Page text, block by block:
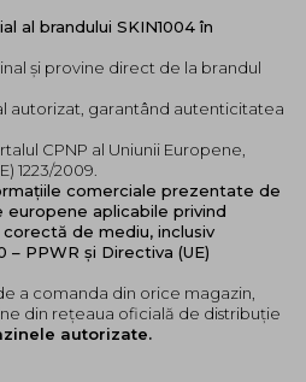
al brandului SKIN1004 în
și provine direct de la brandul
autorizat, garantând autenticitatea
CPNP al Uniunii Europene,
1223/2009.
comerciale prezentate de
europene aplicabile privind
de mediu, inclusiv
– PPWR și Directiva (UE)
a comanda din orice magazin,
din rețeaua oficială de distribuție
autorizate.